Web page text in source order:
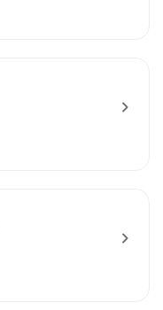
chevron_right
chevron_right